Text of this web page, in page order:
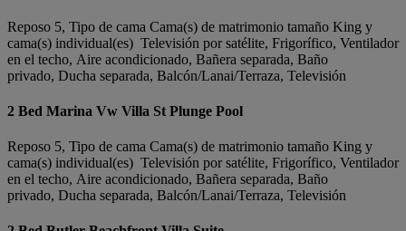
Reposo 5, Tipo de cama Cama(s) de matrimonio tamaño King y
cama(s) individual(es) Televisión por satélite, Frigorífico, Ventilador
en el techo, Aire acondicionado, Bañera separada, Baño
privado, Ducha separada, Balcón/Lanai/Terraza, Televisión
2 Bed Marina Vw Villa St Plunge Pool
Reposo 5, Tipo de cama Cama(s) de matrimonio tamaño King y
cama(s) individual(es) Televisión por satélite, Frigorífico, Ventilador
en el techo, Aire acondicionado, Bañera separada, Baño
privado, Ducha separada, Balcón/Lanai/Terraza, Televisión